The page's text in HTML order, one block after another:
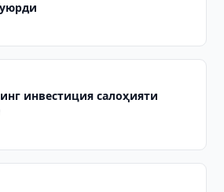
инвестиция салоҳияти